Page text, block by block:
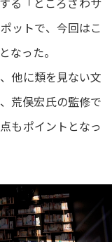
ットで、今回はこ
なった。
他に類を見ない文
荒俣宏氏の監修で
もポイントとなっ